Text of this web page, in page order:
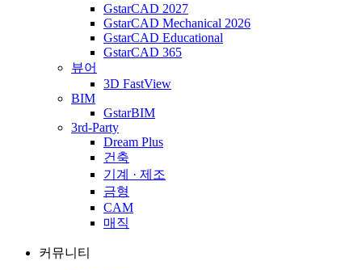
GstarCAD 2027
GstarCAD Mechanical 2026
GstarCAD Educational
GstarCAD 365
뷰어
3D FastView
BIM
GstarBIM
3rd-Party
Dream Plus
건축
기계 · 제조
금형
CAM
매직
커뮤니티